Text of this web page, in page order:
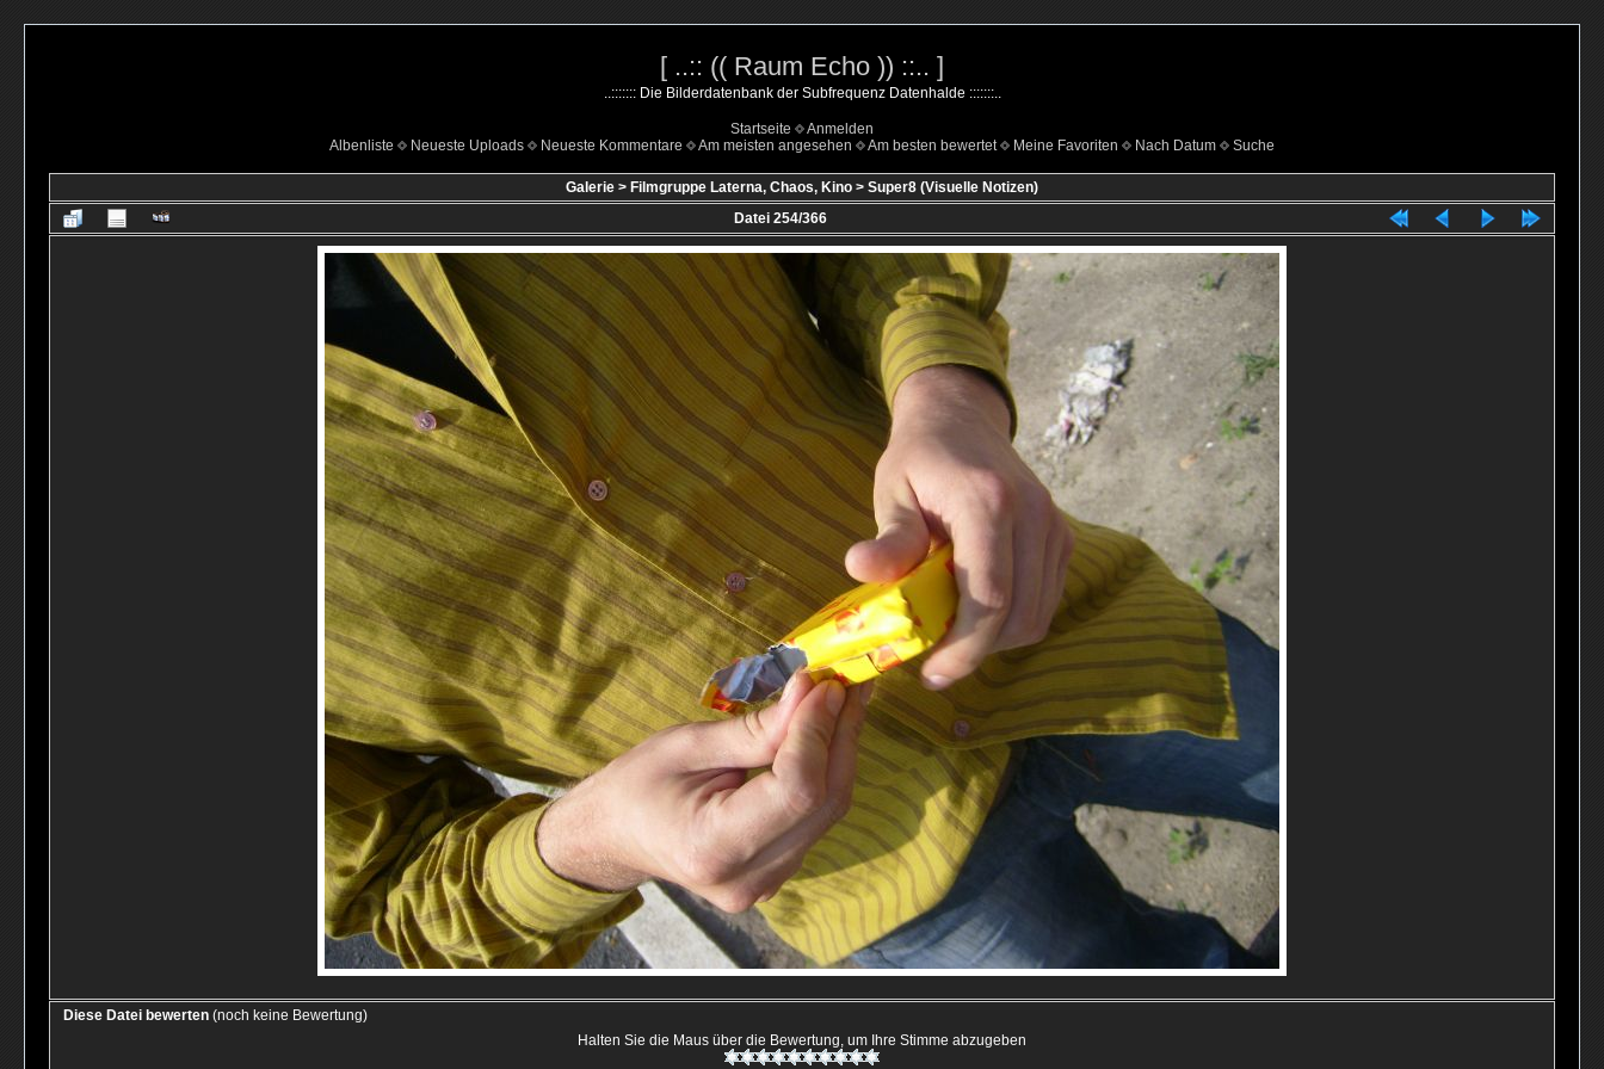
[ ..:: (( Raum Echo )) ::.. ]
..::::::: Die Bilderdatenbank der Subfrequenz Datenhalde :::::::..
Startseite
Anmelden
Albenliste
Neueste Uploads Neueste Kommentare Am meisten angesehen Am besten bewertet Meine Favoriten Nach Datum Suche
Galerie > Filmgruppe Laterna, Chaos, Kino > Super8 (Visuelle Notizen)
Datei 254/366
Diese Datei bewerten (noch keine Bewertung)
Halten Sie die Maus über die Bewertung, um Ihre Stimme abzugeben